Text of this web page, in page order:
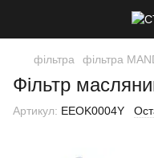
фільтра фільтра
Фільтр
Артикул: EEOK0004Y